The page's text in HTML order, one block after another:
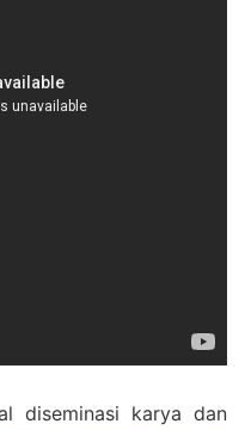
diseminasi karya dan